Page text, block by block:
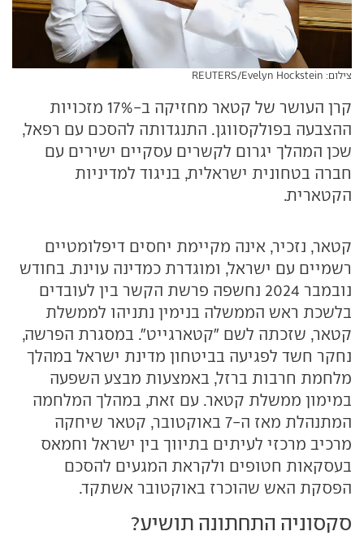
צילום: REUTERS/Evelyn Hockstein
קרן העושר של קטאר מחזיקה ב-17% מזכויות
ההצבעה בפולקסווגן. התנגדותה להסכם עם רפאל,
שכן המהלך יגרום לקשרים עסקיים ישירים עם
חברה בטחונית ישראלית, בניגוד למדיניות
הקטארית.
קטאר, נזכיר, אינה מקיימת יחסים דיפלומטיים
רשמיים עם ישראל, ומוגדרת כמדינה עוינת. בחודש
נובמבר 2024 נחשפה פרשת הקשר בין לעובדים
בלשכת ראש הממשלה בנימין נתניהו לממשלת
קטאר, שזכתה לשם "קטארגייט". במסגרת הפרשה,
נחקר חשד לפגיעה בביטחון מדינת ישראל במהלך
מלחמת חרבות ברזל, באמצעות מבצע השפעה
במימון ממשלת קטאר. עם זאת, במהלך המלחמה
המתנהלת מאז ה-7 באוקטובר, קטאר שיחקה
מרכיב מרכזי לעיתים בתיווך בין ישראל וחמאס
בעסקאות חטופים ולקראת המגעים להסכם
הפסקת האש שהוכרז באוקטובר אשתקד.
סקסוניה התחתונה תושיע?